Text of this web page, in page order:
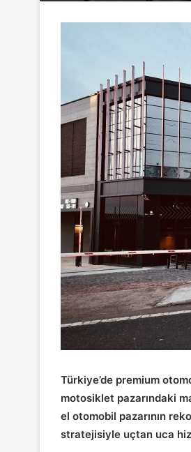
Türkiye’de premium
motosiklet pazarındaki
el otomobil pazarının
stratejisiyle uçtan uca